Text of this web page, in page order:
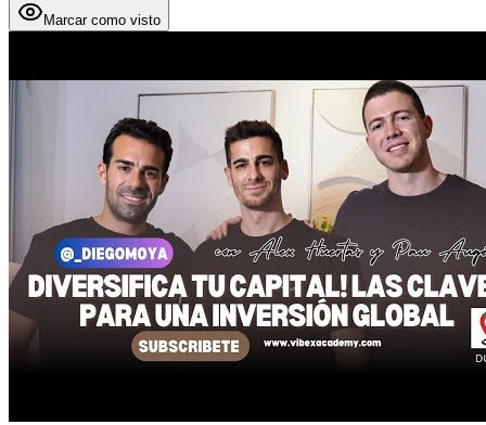
Marcar como visto